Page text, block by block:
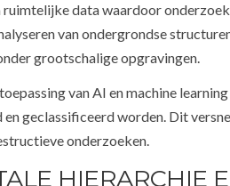
data waardoor
van ondergrondse
grootschalige opgravingen.
van AI en machine
geclassificeerd worden. Dit
onderzoeken.
HIERARCHIE